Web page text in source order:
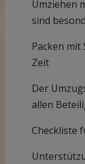
Umziehen
sind
Packen
Zeit
Der
allen
Checkliste